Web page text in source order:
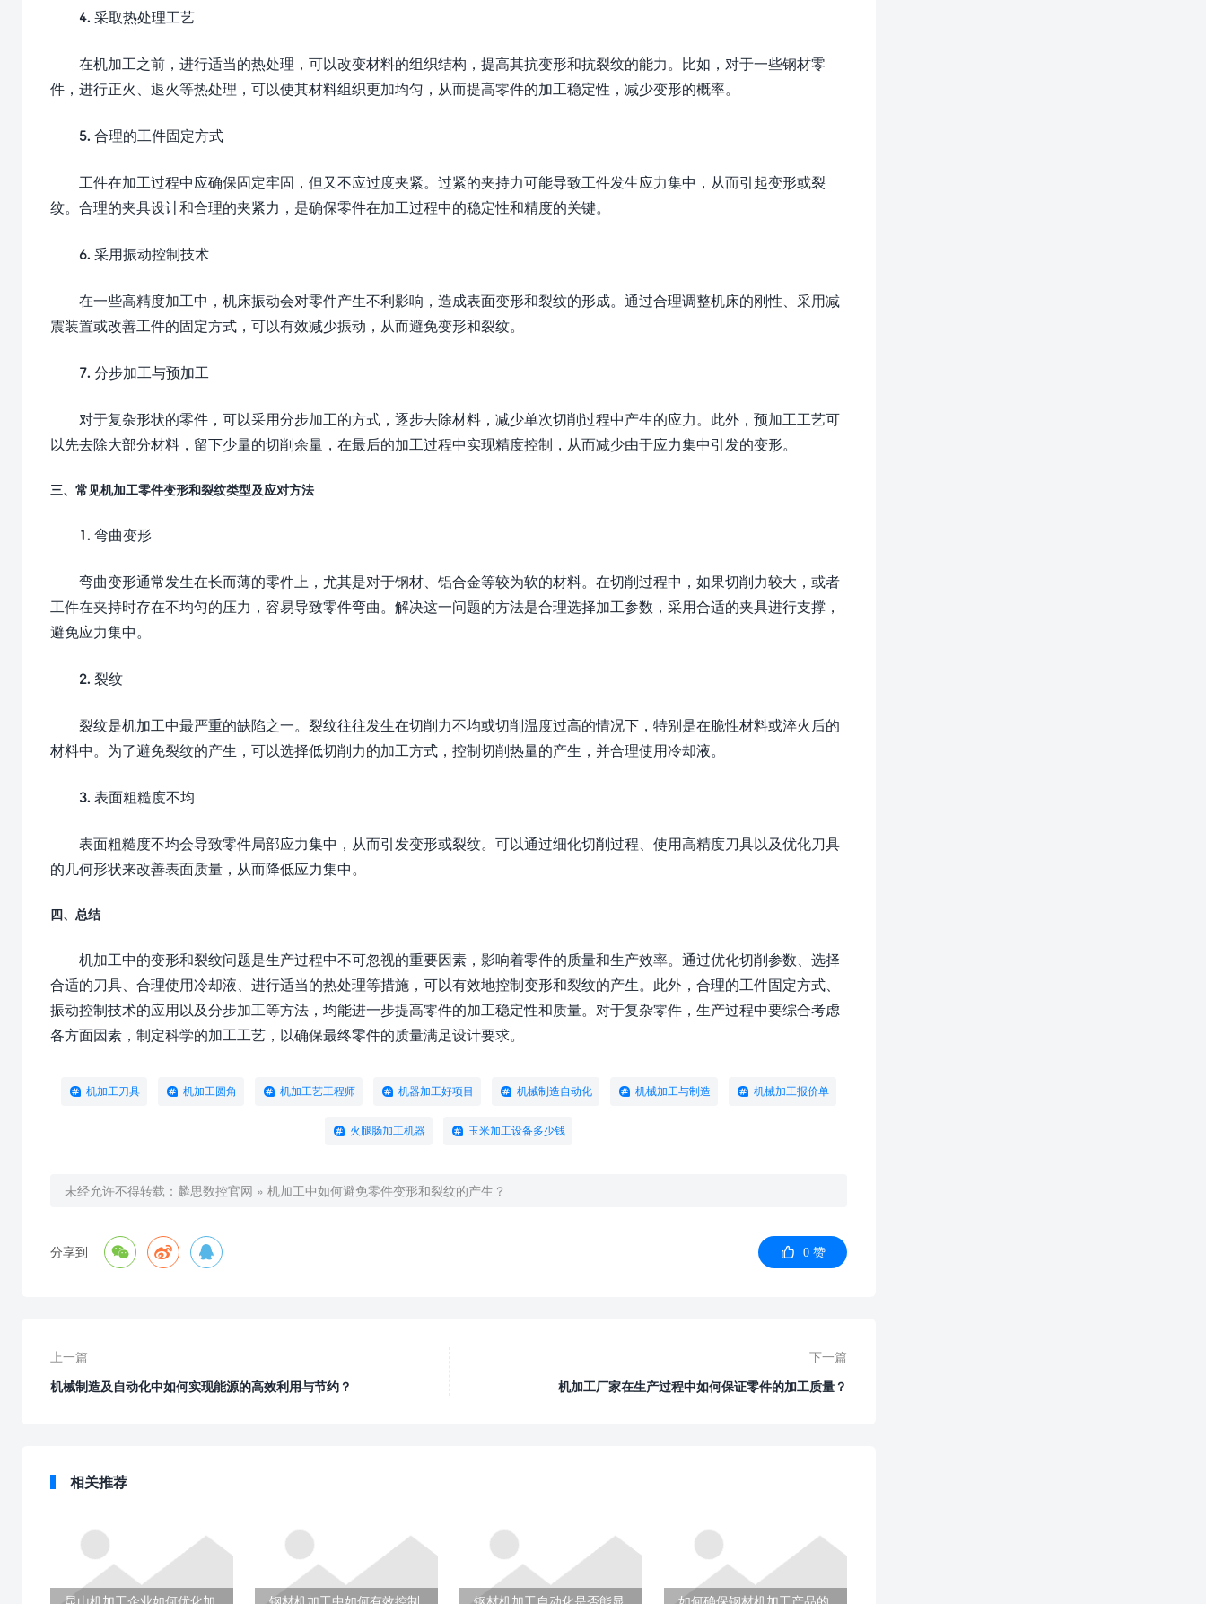
4. 采取热处理工艺
在机加工之前，进行适当的热处理，可以改变材料的组织结构，提高其抗变形和抗裂纹的能力。比如，对于一些钢材零
件，进行正火、退火等热处理，可以使其材料组织更加均匀，从而提高零件的加工稳定性，减少变形的概率。
5. 合理的工件固定方式
工件在加工过程中应确保固定牢固，但又不应过度夹紧。过紧的夹持力可能导致工件发生应力集中，从而引起变形或裂
纹。合理的夹具设计和合理的夹紧力，是确保零件在加工过程中的稳定性和精度的关键。
6. 采用振动控制技术
在一些高精度加工中，机床振动会对零件产生不利影响，造成表面变形和裂纹的形成。通过合理调整机床的刚性、采用减
震装置或改善工件的固定方式，可以有效减少振动，从而避免变形和裂纹。
7. 分步加工与预加工
对于复杂形状的零件，可以采用分步加工的方式，逐步去除材料，减少单次切削过程中产生的应力。此外，预加工工艺可
以先去除大部分材料，留下少量的切削余量，在最后的加工过程中实现精度控制，从而减少由于应力集中引发的变形。
三、常见机加工零件变形和裂纹类型及应对方法
1. 弯曲变形
弯曲变形通常发生在长而薄的零件上，尤其是对于钢材、铝合金等较为软的材料。在切削过程中，如果切削力较大，或者
工件在夹持时存在不均匀的压力，容易导致零件弯曲。解决这一问题的方法是合理选择加工参数，采用合适的夹具进行支撑，
避免应力集中。
2. 裂纹
裂纹是机加工中最严重的缺陷之一。裂纹往往发生在切削力不均或切削温度过高的情况下，特别是在脆性材料或淬火后的
材料中。为了避免裂纹的产生，可以选择低切削力的加工方式，控制切削热量的产生，并合理使用冷却液。
3. 表面粗糙度不均
表面粗糙度不均会导致零件局部应力集中，从而引发变形或裂纹。可以通过细化切削过程、使用高精度刀具以及优化刀具
的几何形状来改善表面质量，从而降低应力集中。
四、总结
机加工中的变形和裂纹问题是生产过程中不可忽视的重要因素，影响着零件的质量和生产效率。通过优化切削参数、选择
合适的刀具、合理使用冷却液、进行适当的热处理等措施，可以有效地控制变形和裂纹的产生。此外，合理的工件固定方式、
振动控制技术的应用以及分步加工等方法，均能进一步提高零件的加工稳定性和质量。对于复杂零件，生产过程中要综合考虑
各方面因素，制定科学的加工工艺，以确保最终零件的质量满足设计要求。
机加工刀具 机加工圆角 机加工艺工程师 机器加工好项目 机械制造自动化 机械加工与制造 机械加工报价单
火腿肠加工机器 玉米加工设备多少钱
未经允许不得转载： 麟思数控官网 » 机加工中如何避免零件变形和裂纹的产生？
分享到     0 赞
上一篇
机械制造及自动化中如何实现能源的高效利用与节约？
下一篇
机加工厂家在生产过程中如何保证零件的加工质量？
相关推荐
昆山机加工企业如何优化加 钢材机加工中如何有效控制 钢材机加工自动化是否能显 如何确保钢材机加工产品的